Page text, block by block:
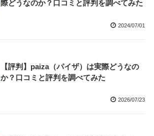
際どうなのか？口コミと評判を調べてみた
2024/07/01
【評判】paiza（パイザ）は実際どうなの
か？口コミと評判を調べてみた
2026/07/23